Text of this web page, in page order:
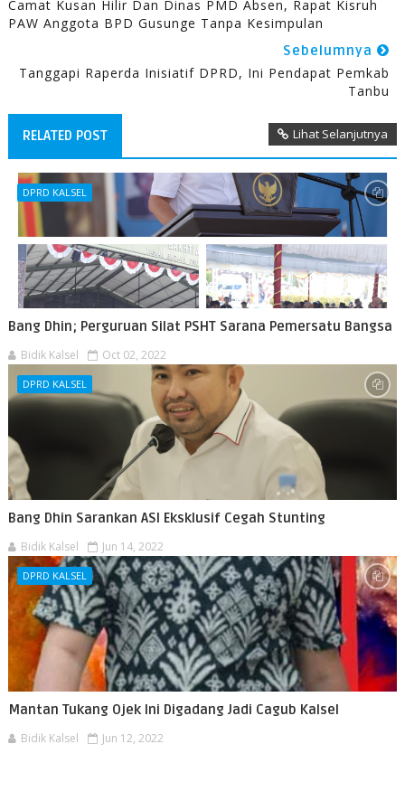
Camat Kusan Hilir Dan Dinas PMD Absen, Rapat Kisruh
PAW Anggota BPD Gusunge Tanpa Kesimpulan
Sebelumnya
Tanggapi Raperda Inisiatif DPRD, Ini Pendapat Pemkab
Tanbu
RELATED POST Lihat Selanjutnya
DPRD KALSEL
Bang Dhin; Perguruan Silat PSHT Sarana Pemersatu Bangsa
Bidik Kalsel Oct 02, 2022
DPRD KALSEL
Bang Dhin Sarankan ASI Eksklusif Cegah Stunting
Bidik Kalsel Jun 14, 2022
DPRD KALSEL
Mantan Tukang Ojek Ini Digadang Jadi Cagub Kalsel
Bidik Kalsel Jun 12, 2022